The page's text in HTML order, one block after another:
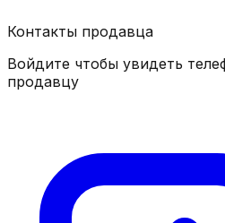
Контакты продавца
Войдите чтобы увидеть
продавцу